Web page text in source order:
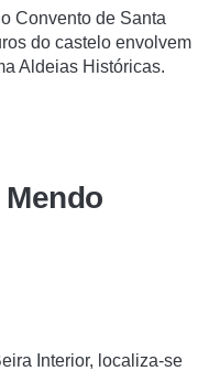
Convento de Santa
do castelo envolvem
Aldeias Históricas.
Interior, localiza-se